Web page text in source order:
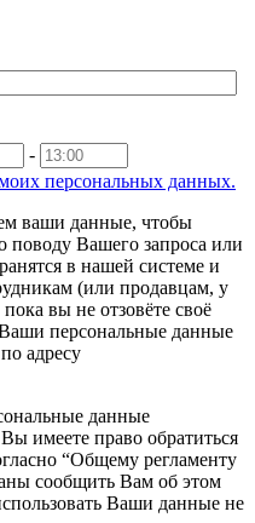
-
персональных данных.
ваши данные, чтобы
поводу Вашего запроса или
в нашей системе и
(или продавцам, у
вы не отзовёте своё
персональные данные
адресу
данные
имеете право обратиться
“Общему регламенту
сообщить Вам об этом
Ваши данные не